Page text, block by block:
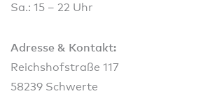
Sa.: 15 – 22 Uhr
Adresse & Kontakt:
Reichshofstraße 117
58239 Schwerte